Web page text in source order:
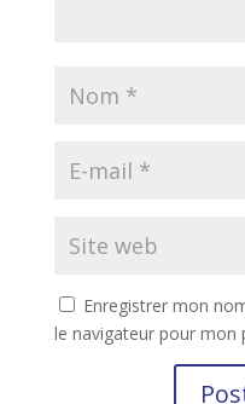
Enregistrer mon
le navigateur pour mon